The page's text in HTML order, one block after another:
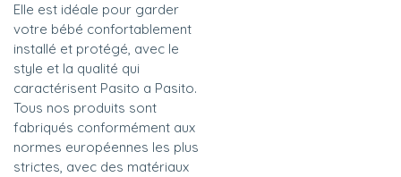
Elle est idéale pour garder
votre bébé confortablement
installé et protégé, avec le
style et la qualité qui
caractérisent Pasito a Pasito.
Tous nos produits sont
fabriqués conformément aux
normes européennes les plus
strictes, avec des matériaux